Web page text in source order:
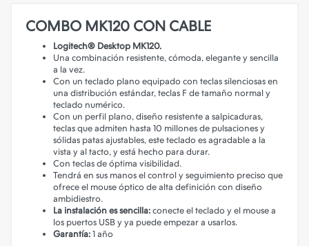
COMBO MK120 CON CABLE
Logitech® Desktop MK120.
Una combinación resistente, cómoda, elegante y sencilla
a la vez.
Con un teclado plano equipado con teclas silenciosas en
una distribución estándar, teclas F de tamaño normal y
teclado numérico.
Con un perfil plano, diseño resistente a salpicaduras,
teclas que admiten hasta 10 millones de pulsaciones y
sólidas patas ajustables, este teclado es agradable a la
vista y al tacto, y está hecho para durar.
Con teclas de óptima visibilidad.
Tendrá en sus manos el control y seguimiento preciso que
ofrece el mouse óptico de alta definición con diseño
ambidiestro.
La instalación es sencilla: conecte el teclado y el mouse a
los puertos USB y ya puede empezar a usarlos.
Garantía: 1 año